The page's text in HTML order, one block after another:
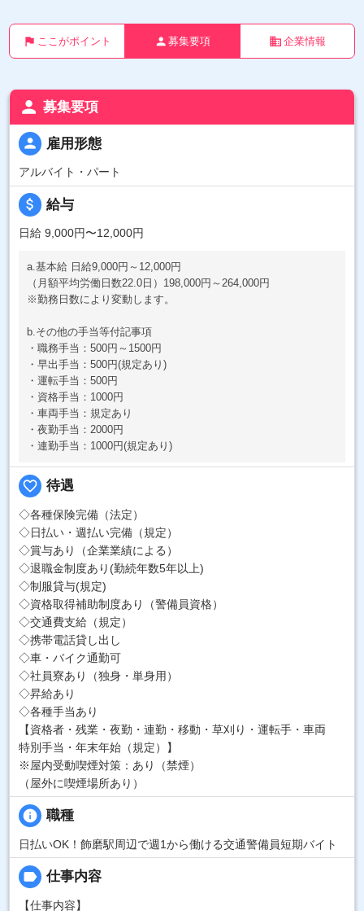
flag ここがポイント person 募集要項 business 企業情報
person 募集要項
person 雇用形態
アルバイト・パート
attach_money 給与
日給 9,000円〜12,000円
a.基本給 日給9,000円～12,000円
（月額平均労働日数22.0日）198,000円～264,000円
※勤務日数により変動します。
b.その他の手当等付記事項
・職務手当：500円～1500円
・早出手当：500円(規定あり)
・運転手当：500円
・資格手当：1000円
・車両手当：規定あり
・夜勤手当：2000円
・連勤手当：1000円(規定あり)
favorite_border 待遇
◇各種保険完備（法定）
◇日払い・週払い完備（規定）
◇賞与あり（企業業績による）
◇退職金制度あり(勤続年数5年以上)
◇制服貸与(規定)
◇資格取得補助制度あり（警備員資格）
◇交通費支給（規定）
◇携帯電話貸し出し
◇車・バイク通勤可
◇社員寮あり（独身・単身用）
◇昇給あり
◇各種手当あり
【資格者・残業・夜勤・連勤・移動・草刈り・運転手・車両
特別手当・年末年始（規定）】
※屋内受動喫煙対策：あり（禁煙）
（屋外に喫煙場所あり）
info 職種
日払いOK！飾磨駅周辺で週1から働ける交通警備員短期バイト
label 仕事内容
【仕事内容】